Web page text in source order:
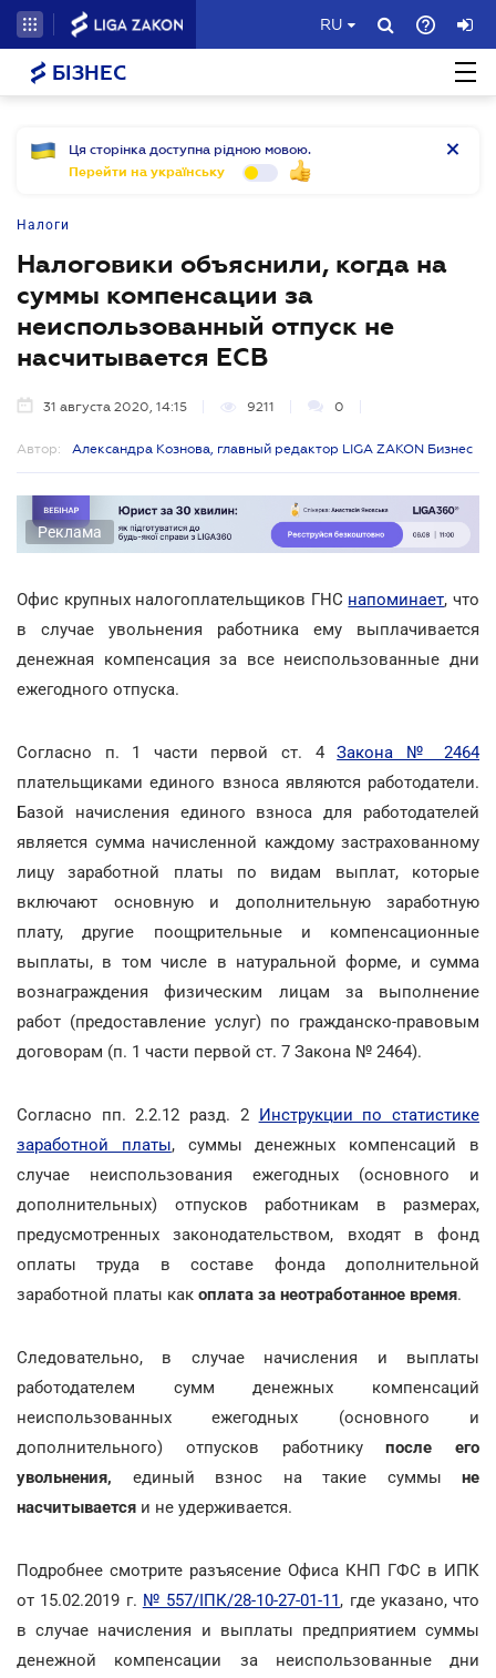
RU
БІЗНЕС
Ця сторінка доступна рідною мовою.
Перейти на українську
Налоги
Налоговики объяснили, когда на
суммы компенсации за
неиспользованный отпуск не
насчитывается ЕСВ
31 августа 2020, 14:15 9211 0
Автор: Александра Кознова, главный редактор LIGA ZAKON Бизнес
Реклама
Офис крупных налогоплательщиков ГНС напоминает, что
в случае увольнения работника ему выплачивается
денежная компенсация за все неиспользованные дни
ежегодного отпуска.
Согласно п. 1 части первой ст. 4Закона № 2464
плательщиками единого взноса являются работодатели.
Базой начисления единого взноса для работодателей
является сумма начисленной каждому застрахованному
лицу заработной платы по видам выплат, которые
включают основную и дополнительную заработную
плату, другие поощрительные и компенсационные
выплаты, в том числе в натуральной форме, и сумма
вознаграждения физическим лицам за выполнение
работ (предоставление услуг) по гражданско-правовым
договорам (п. 1 части первой ст. 7 Закона № 2464).
Согласно пп. 2.2.12 разд. 2 Инструкции по статистике
заработной платы, суммы денежных компенсаций в
случае неиспользования ежегодных (основного и
дополнительных) отпусков работникам в размерах,
предусмотренных законодательством, входят в фонд
оплаты труда в составе фонда дополнительной
заработной платы как оплата за неотработанное время.
Следовательно, в случае начисления и выплаты
работодателем сумм денежных компенсаций
неиспользованных ежегодных (основного и
дополнительного) отпусков работникупосле его
увольнения, единый взнос на такие суммы не
насчитывается и не удерживается.
Подробнее смотрите разъясение Офиса КНП ГФС в ИПК
от 15.02.2019 г. № 557/ІПК/28-10-27-01-11, где указано, что
в случае начисления и выплаты предприятием суммы
денежной компенсации за неиспользованные дни